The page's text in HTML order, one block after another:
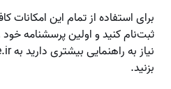
ثبت‌نام کنید و اولین پرسشنامه خود
بزنید.